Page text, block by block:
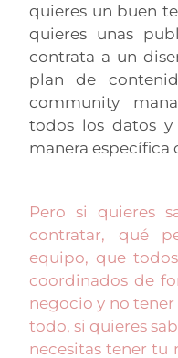
quieres un buen
quieres unas
contrata a un
plan de
community
todos los datos
manera específica
Pero si quieres
contratar, qué
equipo, que
coordinados de
negocio y no
todo, si quieres
necesitas tener tu